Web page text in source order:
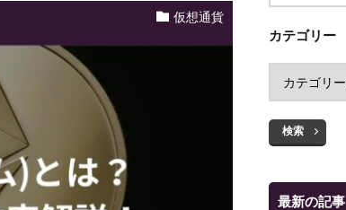
仮想通貨
カテゴリー
検索
最新の記事